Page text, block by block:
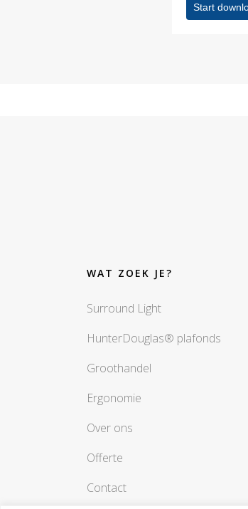
Start
WAT ZOEK JE?
Surround Light
HunterDouglas® plafonds
Groothandel
Ergonomie
Over ons
Offerte
Contact